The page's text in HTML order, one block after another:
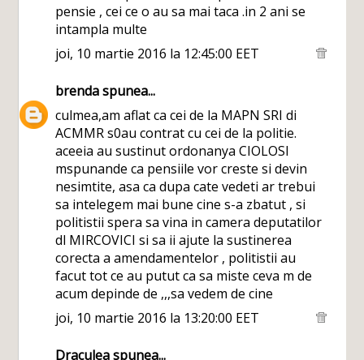
pensie , cei ce o au sa mai taca .in 2 ani se
intampla multe
joi, 10 martie 2016 la 12:45:00 EET
brendaspunea...
culmea,am aflat ca cei de la MAPN SRI di
ACMMR s0au contrat cu cei de la politie.
aceeia au sustinut ordonanya CIOLOSI
mspunande ca pensiile vor creste si devin
nesimtite, asa ca dupa cate vedeti ar trebui
sa intelegem mai bune cine s-a zbatut , si
politistii spera sa vina in camera deputatilor
dl MIRCOVICI si sa ii ajute la sustinerea
corecta a amendamentelor , politistii au
facut tot ce au putut ca sa miste ceva m de
acum depinde de ,,,sa vedem de cine
joi, 10 martie 2016 la 13:20:00 EET
Draculeaspunea...